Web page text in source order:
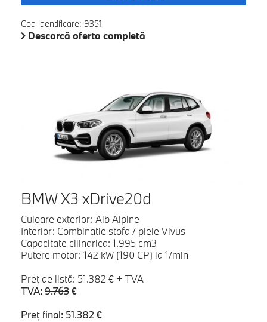
Cod identificare: 9351
Descarcă oferta completă
BMW X3 xDrive20d
Culoare exterior: Alb Alpine
Interior: Combinatie stofa / piele Vivus
Capacitate cilindrica: 1.995 cm3
Putere motor: 142 kW (190 CP) la 1/min
Preţ de listă: 51.382 € + TVA
TVA: 9.763€
Preţ final: 51.382 €